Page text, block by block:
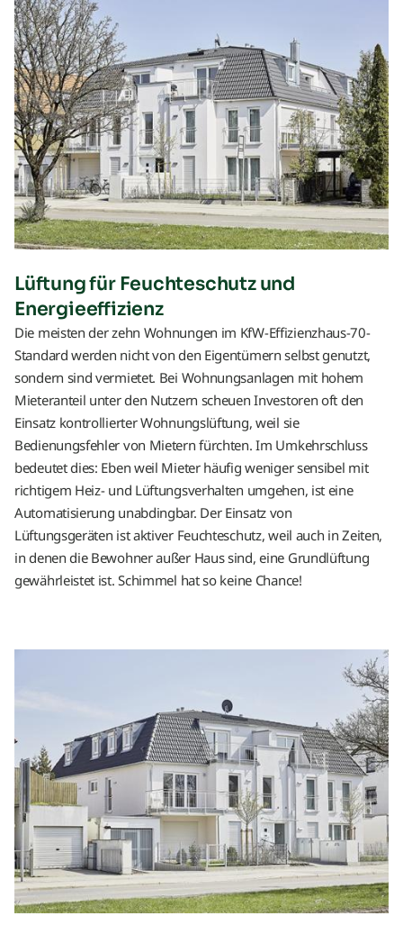
Lüftung für Feuchteschutz und
Energieeffizienz
Die meisten der zehn Wohnungen im KfW-Effizienzhaus-70-
Standard werden nicht von den Eigentümern selbst genutzt,
sondern sind vermietet. Bei Wohnungsanlagen mit hohem
Mieteranteil unter den Nutzern scheuen Investoren oft den
Einsatz kontrollierter Wohnungslüftung, weil sie
Bedienungsfehler von Mietern fürchten. Im Umkehrschluss
bedeutet dies: Eben weil Mieter häufig weniger sensibel mit
richtigem Heiz- und Lüftungsverhalten umgehen, ist eine
Automatisierung unabdingbar. Der Einsatz von
Lüftungsgeräten ist aktiver Feuchteschutz, weil auch in Zeiten,
in denen die Bewohner außer Haus sind, eine Grundlüftung
gewährleistet ist. Schimmel hat so keine Chance!